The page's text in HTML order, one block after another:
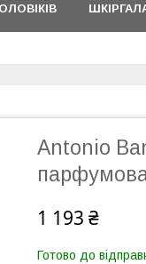
Antonio
1 193 ₴
Готово до